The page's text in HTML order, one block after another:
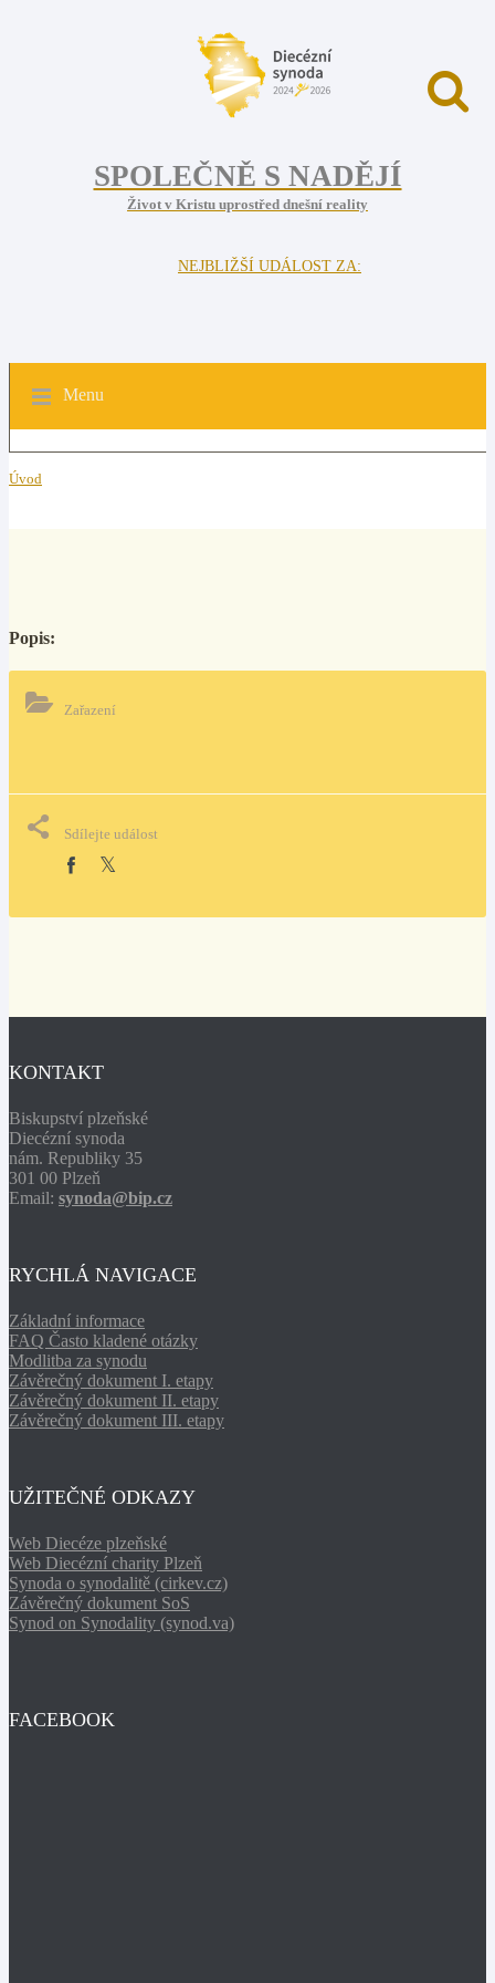
SPOLEČNĚ S NADĚJÍ
Život v Kristu uprostřed dnešní reality
NEJBLIŽŠÍ UDÁLOST ZA:
Menu
Úvod
Popis:
Zařazení
Sdílejte událost
KONTAKT
Biskupství plzeňské
Diecézní synoda
nám. Republiky 35
301 00 Plzeň
Email: synoda@bip.cz
RYCHLÁ NAVIGACE
Základní informace
FAQ Často kladené otázky
Modlitba za synodu
Závěrečný dokument I. etapy
Závěrečný dokument II. etapy
Závěrečný dokument III. etapy
UŽITEČNÉ ODKAZY
Web Diecéze plzeňské
Web Diecézní charity Plzeň
Synoda o synodalitě (cirkev.cz)
Závěrečný dokument SoS
Synod on Synodality (synod.va)
FACEBOOK